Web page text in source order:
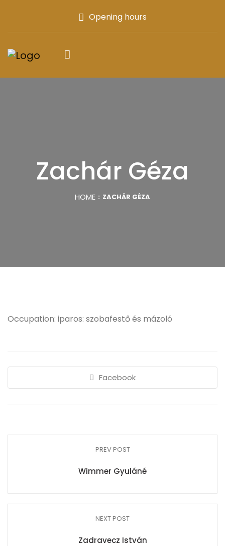
Opening hours
Zachár Géza
HOME ZACHÁR GÉZA
Occupation: iparos: szobafestő és mázoló
Facebook
PREV POST
Wimmer Gyuláné
NEXT POST
Zadravecz István